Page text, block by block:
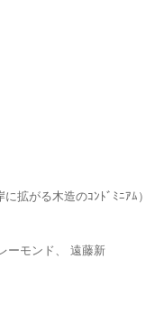
拡がる木造のｺﾝﾄﾞﾐﾆｱﾑ）
ーモンド、 遠藤新